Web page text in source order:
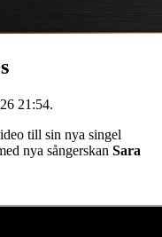
21:54.
till sin nya singel
nya sångerskan Sara